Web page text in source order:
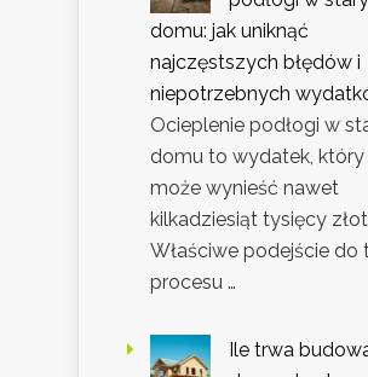
domu: jak uniknąć
najczęstszych błędów i
niepotrzebnych
Ocieplenie podłogi w
domu to wydatek, który
może wynieść nawet
kilkadziesiąt tysięcy
Właściwe podejście do
procesu …
Ile trwa